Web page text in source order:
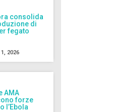
consolida
di
fegato
2026
AMA
forze
l’Ebola